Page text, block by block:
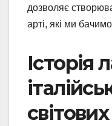
дозволяє
арті, які ми
Історія